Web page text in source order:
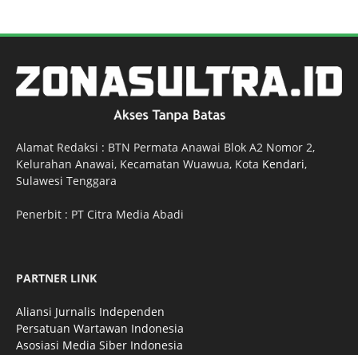
Alamat Redaksi : BTN Permata Anawai Blok A2 Nomor 2,
Kelurahan Anawai, Kecamatan Wuawua, Kota Kendari,
Sulawesi Tenggara
Penerbit : PT Citra Media Abadi
PARTNER LINK
Aliansi Jurnalis Independen
Persatuan Wartawan Indonesia
Asosiasi Media Siber Indonesia